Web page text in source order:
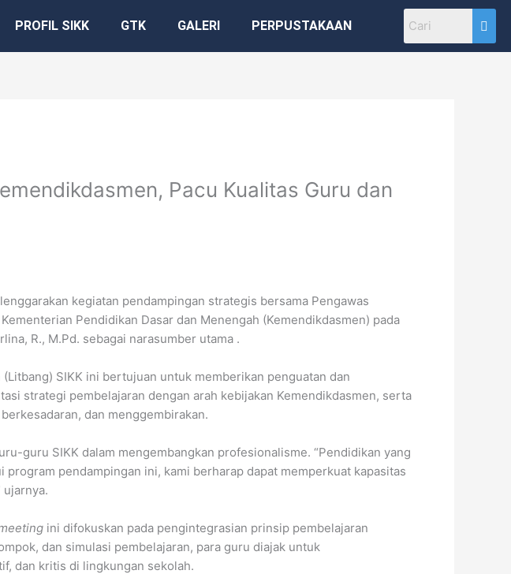
PROFIL SIKK GTK GALERI PERPUSTAKAAN
Pacu Kualitas Guru dan
kegiatan pendampingan strategis bersama Pengawas
Pendidikan Dasar dan Menengah (Kemendikdasmen) pada
R., M.Pd. sebagai narasumber utama .
SIKK ini bertujuan untuk memberikan penguatan dan
strategi pembelajaran dengan arah kebijakan Kemendikdasmen, serta
dan menggembirakan.
guru SIKK dalam mengembangkan profesionalisme. “Pendidikan yang
pendampingan ini, kami berharap dapat memperkuat kapasitas
ujarnya.
ini difokuskan pada pengintegrasian prinsip pembelajaran
dan simulasi pembelajaran, para guru diajak untuk
dan kritis di lingkungan sekolah.